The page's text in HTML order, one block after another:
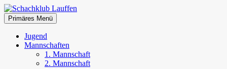
Zum
Inhalt
springen
Schachklub Lauffen
Suchen
Primäres Menü
Jugend
Mannschaften
1. Mannschaft
2. Mannschaft